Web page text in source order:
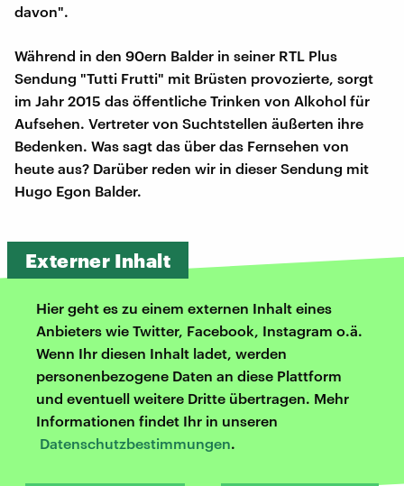
davon".
Während in den 90ern Balder in seiner RTL Plus
Sendung "Tutti Frutti" mit Brüsten provozierte, sorgt
im Jahr 2015 das öffentliche Trinken von Alkohol für
Aufsehen. Vertreter von Suchtstellen äußerten ihre
Bedenken. Was sagt das über das Fernsehen von
heute aus? Darüber reden wir in dieser Sendung mit
Hugo Egon Balder.
Externer Inhalt
Hier geht es zu einem externen Inhalt eines
Anbieters wie Twitter, Facebook, Instagram o.ä.
Wenn Ihr diesen Inhalt ladet, werden
personenbezogene Daten an diese Plattform
und eventuell weitere Dritte übertragen. Mehr
Informationen findet Ihr in unseren
Datenschutzbestimmungen.